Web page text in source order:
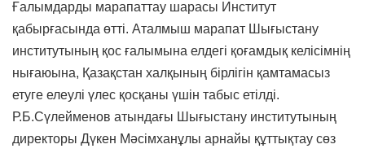
Ғалымдарды марапаттау шарасы Институт
қабырғасында өтті. Аталмыш марапат Шығыстану
институтының қос ғалымына елдегі қоғамдық келісімнің
нығаюына, Қазақстан халқының бірлігін қамтамасыз
етуге елеулі үлес қосқаны үшін табыс етілді.
Р.Б.Сүлейменов атындағы Шығыстану институтының
директоры Дүкен Мәсімханұлы арнайы құттықтау сөз